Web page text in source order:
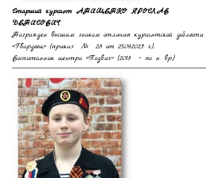
Старший курсант АНИЩЕНКО ЯРОСЛАВ
ДЕНИСОВИЧ
Награжден высшим знаком отличия курсантской доблести
«Гвардеец» (приказ № 28 от 25.09.2023 г.).
Воспитанник центра «Подвиг» (2018 – по н. вр.)